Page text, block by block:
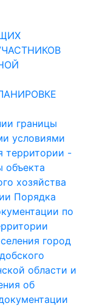
границы
условиями
территории -
объекта
хозяйства
Порядка
по
город
области и
об